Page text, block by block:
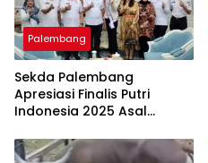
Palembang
Sekda Palembang
Apresiasi Finalis Putri
Indonesia 2025 Asal